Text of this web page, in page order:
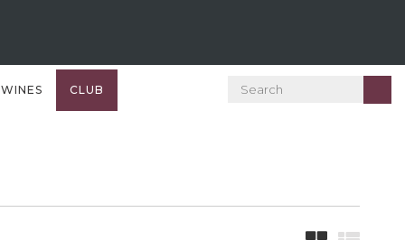
CLUB